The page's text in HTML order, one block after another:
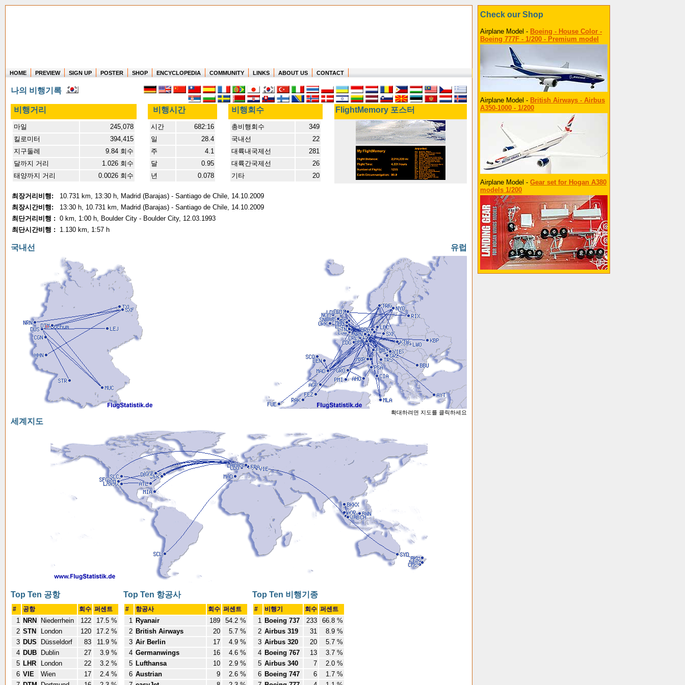
Where in the world have you flown?
How long have you been in the air?
Create your own FlightMemory and see!
HOME PREVIEW SIGN UP POSTER SHOP ENCYCLOPEDIA COMMUNITY LINKS ABOUT US CONTACT
나의 비행기록
비행거리 비행시간 비행회수 FlightMemory 포스터
마일
245,078
킬로미터
394,415
지구둘레
9.84 회수
달까지 거리
1.026 회수
태양까지 거리
0.0026 회수
시간
682:16
일
28.4
주
4.1
달
0.95
년
0.078
총비행회수
349
국내선
22
대륙내국제선
281
대륙간국제선
26
기타
20
최장거리비행:
10.731 km, 13:30 h, Madrid (Barajas) - Santiago de Chile, 14.10.2009
최장시간비행:
13:30 h, 10.731 km, Madrid (Barajas) - Santiago de Chile, 14.10.2009
최단거리비행 : 0 km, 1:00 h, Boulder City - Boulder City, 12.03.1993
최단시간비행 :
1.130 km, 1:57 h
국내선 유럽
확대하려면 지도를 클릭하세요
세계지도
Top Ten 공항
# 공항 회수 퍼센트
1 NRN Niederrhein 122
17.5 %
2 STN London 120
17.2 %
3 DUS Düsseldorf 83
11.9 %
4 DUB Dublin 27
3.9 %
5 LHR London 22
3.2 %
6 VIE Wien 17
2.4 %
Top Ten 항공사
# 항공사 회수 퍼센트
1 Ryanair 189
54.2 %
2 British Airways 20
5.7 %
3 Air Berlin 17
4.9 %
4 Germanwings 16
4.6 %
5 Lufthansa 10
2.9 %
6 Austrian 9
2.6 %
Top Ten 비행기종
# 비행기 회수 퍼센트
1 Boeing 737 233
66.8 %
2 Airbus 319 31
8.9 %
3 Airbus 320 20
5.7 %
4 Boeing 767 13
3.7 %
5 Airbus 340 7
2.0 %
6 Boeing 747 6
1.7 %
Check our Shop
Airplane Model - Boeing - House Color -
Boeing 777F - 1/200 - Premium model
Airplane Model - British Airways - Airbus
A350-1000 - 1/200
Airplane Model - Gear set for Hogan A380
models 1/200